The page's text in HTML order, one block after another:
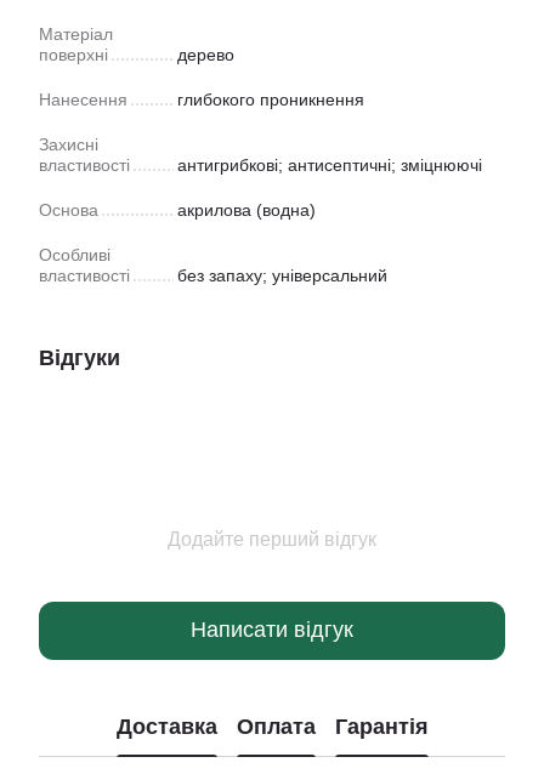
Матеріал
поверхні
дерево
Нанесення глибокого проникнення
Захисні
властивості
антигрибкові; антисептичні; зміцнюючі
Основа акрилова (водна)
Особливі
властивості
без запаху; універсальний
Відгуки
Додайте перший відгук
Написати відгук
Доставка Оплата Гарантія